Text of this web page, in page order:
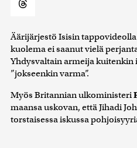
Äärijärjestö Isisin
kuolema ei saanut vielä
Yhdysvaltain armeija
”jokseenkin varma”.
Myös Britannian ulkoministeri
maansa uskovan, että Jihadi
torstaisessa iskussa